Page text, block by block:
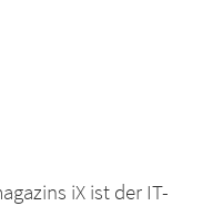
iX ist der IT-